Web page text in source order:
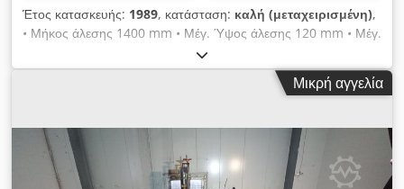
Έτος κατασκευής: 1989, κατάσταση: καλή (μεταχειρισμένη),
• Μήκος άλεσης 1400 mm • Μέγ. Ύψος άλεσης 120 mm • Μέγ.
Πλάτος 450 mm • Άξονες 30 mm • Μέγιστη διάμετρος άξονα
160 mm • Περιστροφές άξονα 8400 / λεπτό • Διαστάσεις 4100
x 2000 x 1600 mm • Βάρος χωρίς καμπίνα 1600 kg • Κινητήρες
Hef
Μικρή αγγελία